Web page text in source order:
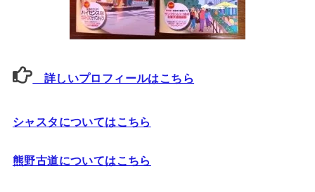
詳しいプロフィールはこちら
シャスタについてはこちら
熊野古道についてはこちら